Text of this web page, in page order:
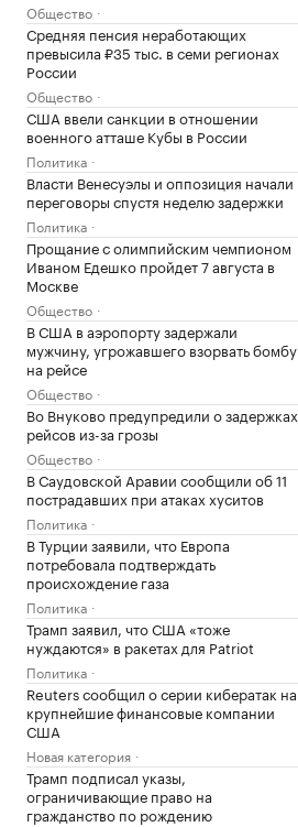
Общество
Средняя пенсия неработающих
превысила ₽35 тыс. в семи регионах
России
Общество
США ввели санкции в отношении
военного атташе Кубы в России
Политика
Власти Венесуэлы и оппозиция начали
переговоры спустя неделю задержки
Политика
Прощание с олимпийским чемпионом
Иваном Едешко пройдет 7 августа в
Москве
Общество
В США в аэропорту задержали
мужчину, угрожавшего взорвать бомбу
на рейсе
Общество
Во Внуково предупредили о задержках
рейсов из-за грозы
Общество
В Саудовской Аравии сообщили об 11
пострадавших при атаках хуситов
Политика
В Турции заявили, что Европа
потребовала подтверждать
происхождение газа
Политика
Трамп заявил, что США «тоже
нуждаются» в ракетах для Patriot
Политика
Reuters сообщил о серии кибератак на
крупнейшие финансовые компании
США
Новая категория
Трамп подписал указы,
ограничивающие право на
гражданство по рождению